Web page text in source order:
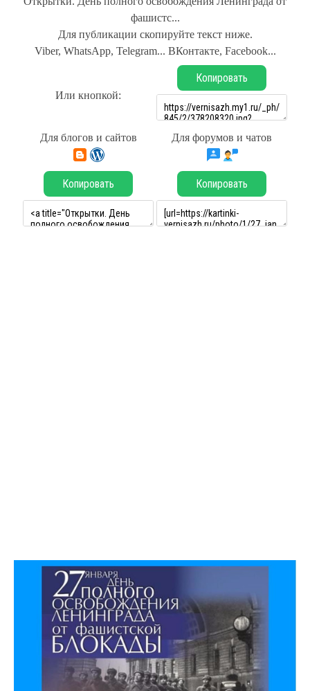
фашистс...
Для публикации скопируйте текст ниже.
Viber, WhatsApp, Telegram... ВКонтакте, Facebook...
Или кнопкой:
Копировать
Для блогов и сайтов Для форумов и чатов
Копировать Копировать